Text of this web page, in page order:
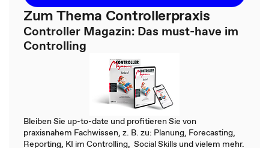
Zum Thema Controllerpraxis
Controller Magazin: Das must-have im
Controlling
Bleiben Sie up-to-date und profitieren Sie von
praxisnahem Fachwissen, z. B. zu: Planung, Forecasting,
Reporting, KI im Controlling, Social Skills und vielem mehr.